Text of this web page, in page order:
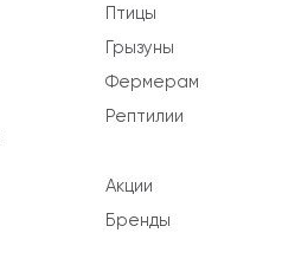
Птицы
Грызуны
Фермерам
Рептилии
Акции
Бренды